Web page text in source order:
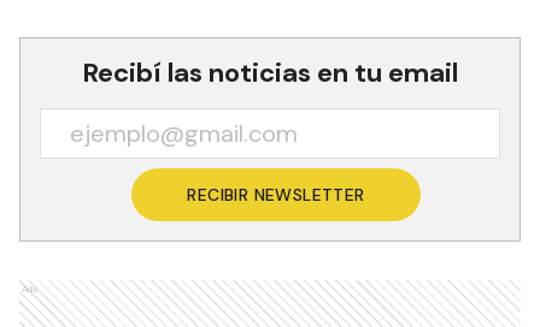
Recibí las noticias en tu email
RECIBIR NEWSLETTER
Ads